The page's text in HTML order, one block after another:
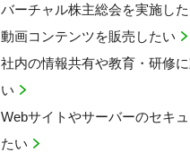
バーチャル株主総会を実施し
動画コンテンツを販売したい
社内の情報共有や教育・研修
い
Webサイトやサーバーのセキ
たい